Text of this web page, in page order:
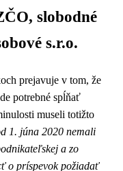
slobodné
s.r.o.
prejavuje v tom, že
potrebné spĺňať
museli totižto
1. júna 2020 nemali
a zo
o príspevok požiadať